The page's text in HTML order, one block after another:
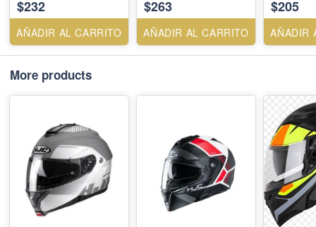
$232
AÑADIR AL CARRITO
$263
AÑADIR AL CARRITO
$205
AÑADIR
More products